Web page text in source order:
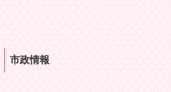
市政情報